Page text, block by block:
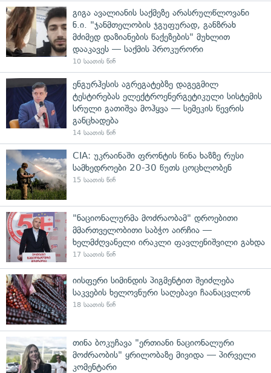
გიგა ავალიანის საქმეზე არასრულწლოვანი
ნ.ი. "ჯანმთელობის ჯგუფურად, განზრახ
მძიმედ დაზიანების წაქეზების" მუხლით
დააკავეს — საქმის პროკურორი
10 საათის წინ
ენგურჰესის აგრეგატებზე დაგეგმილ
ტესტირებას ელექტროენერგეტიკული სისტემის
სრული გათიშვა მოჰყვა — სემეკის წევრის
განცხადება
14 საათის წინ
CIA: უკრაინაში ფრონტის წინა ხაზზე რუსი
სამხედროები 20-30 წუთს ცოცხლობენ
15 საათის წინ
"ნაციონალურმა მოძრაობამ" დროებითი
მმართველობითი საბჭო აირჩია —
ხელმძღვანელი ირაკლი ფავლენიშვილი გახდა
17 საათის წინ
იისფერი სიმინდის პიგმენტით შეიძლება
საკვების ხელოვნური საღებავი ჩაანაცვლონ
18 საათის წინ
თინა ბოკუჩავა "ერთიანი ნაციონალური
მოძრაობის" ყრილობაზე მივიდა — პირველი
კომენტარი